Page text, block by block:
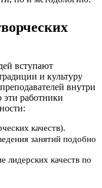
вступают
и культуру
внутри
эти работники
качеств).
занятий подобно
лидерских качеств по